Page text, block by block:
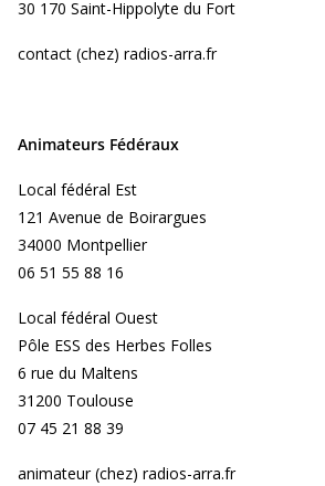
30 170 Saint-Hippolyte du Fort
contact (chez) radios-arra.fr
Animateurs Fédéraux
Local fédéral Est
121 Avenue de Boirargues
34000 Montpellier
06 51 55 88 16
Local fédéral Ouest
Pôle ESS des Herbes Folles
6 rue du Maltens
31200 Toulouse
07 45 21 88 39
animateur (chez) radios-arra.fr